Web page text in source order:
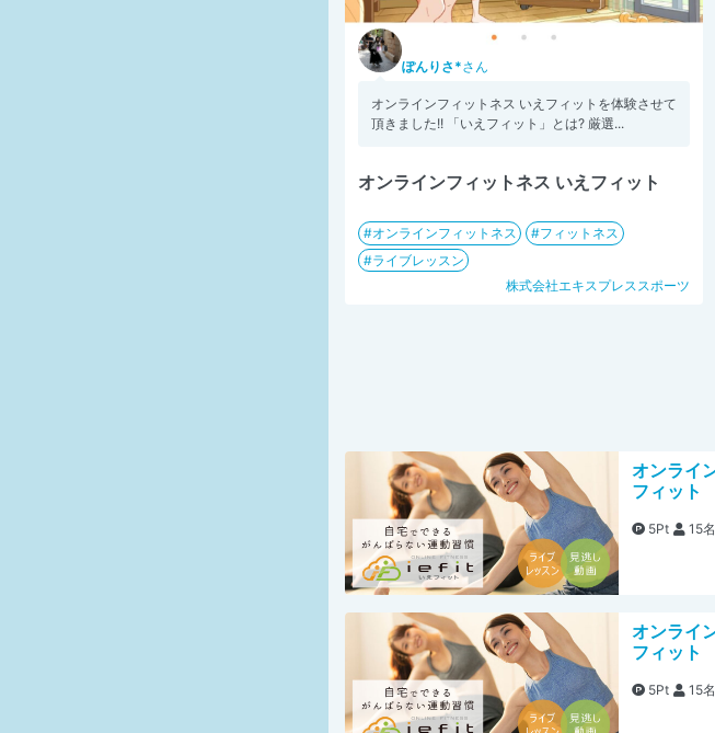
ぽんりさ*さん
オンラインフィットネス いえフィットを体験させて
頂きました!! 「いえフィット」とは? 厳選...
オンラインフィットネス いえフィット
オンラインフィットネス
フィットネス
ライブレッスン
株式会社エキスプレススポーツ
オンライ
フィット
5Pt 15
オンライ
フィット
5Pt 15